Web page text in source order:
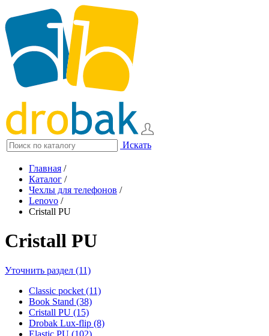
Искать
Главная /
Каталог /
Чехлы для телефонов /
Lenovo /
Cristall PU
Cristall PU
Уточнить раздел (11)
Classic pocket (11)
Book Stand (38)
Cristall PU (15)
Drobak Lux-flip (8)
Elastic PU (102)